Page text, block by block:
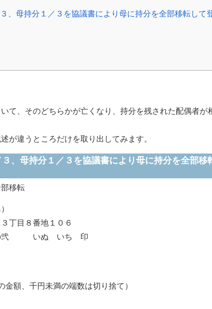
、母持分１／３を協議書により母に持分を全部移転して
て、そのどちらかが亡くなり、持分を残された配偶者が
が違うところだけを取り出してみます。
、母持分１／３を協議書により母に持分を全部移
転
地１０６
いち 印
千円未満の端数は切り捨て）